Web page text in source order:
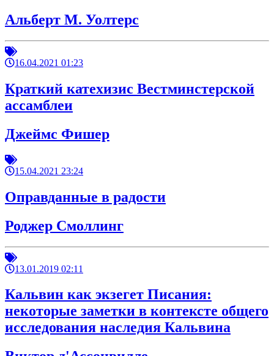
Альберт М. Уолтерс
16.04.2021 01:23
Краткий катехизис Вестминстерской
ассамблеи
Джеймс Фишер
15.04.2021 23:24
Оправданные в радости
Роджер Смоллинг
13.01.2019 02:11
Кальвин как экзегет Писания:
некоторые заметки в контексте общего
исследования наследия Кальвина